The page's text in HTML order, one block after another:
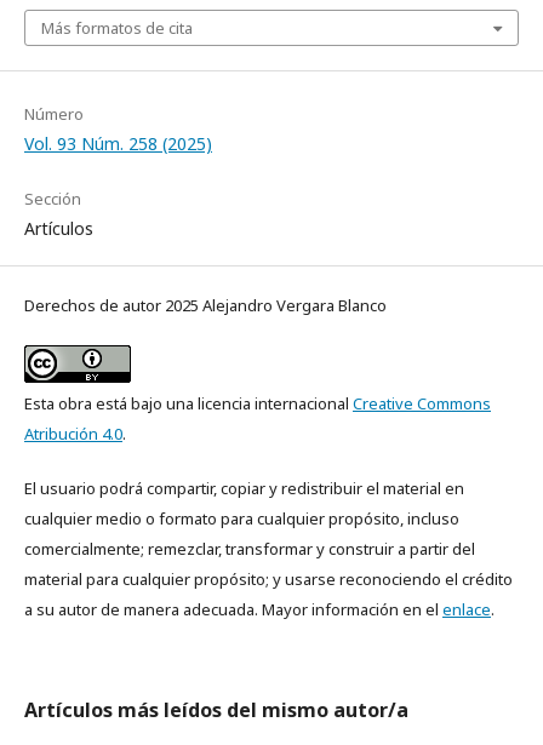
Más formatos de cita
Número
Vol. 93 Núm. 258 (2025)
Sección
Artículos
Derechos de autor 2025 Alejandro Vergara Blanco
Esta obra está bajo una licencia internacional Creative Commons
Atribución 4.0.
El usuario podrá compartir, copiar y redistribuir el material en
cualquier medio o formato para cualquier propósito, incluso
comercialmente; remezclar, transformar y construir a partir del
material para cualquier propósito; y usarse reconociendo el crédito
a su autor de manera adecuada. Mayor información en el enlace.
Artículos más leídos del mismo autor/a